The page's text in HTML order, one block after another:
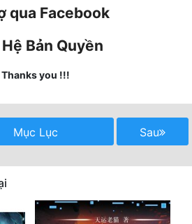
qua Facebook
Bản Quyền
Thanks you !!!
Mục Lục Sau